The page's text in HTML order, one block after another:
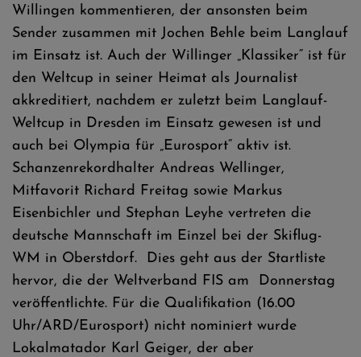
Willingen kommentieren, der ansonsten beim
Sender zusammen mit Jochen Behle beim Langlauf
im Einsatz ist. Auch der Willinger „Klassiker“ ist für
den Weltcup in seiner Heimat als Journalist
akkreditiert, nachdem er zuletzt beim Langlauf-
Weltcup in Dresden im Einsatz gewesen ist und
auch bei Olympia für „Eurosport“ aktiv ist.
Schanzenrekordhalter Andreas Wellinger,
Mitfavorit Richard Freitag sowie Markus
Eisenbichler und Stephan Leyhe vertreten die
deutsche Mannschaft im Einzel bei der Skiflug-
WM in Oberstdorf. Dies geht aus der Startliste
hervor, die der Weltverband FIS am Donnerstag
veröffentlichte. Für die Qualifikation (16.00
Uhr/ARD/Eurosport) nicht nominiert wurde
Lokalmatador Karl Geiger, der aber